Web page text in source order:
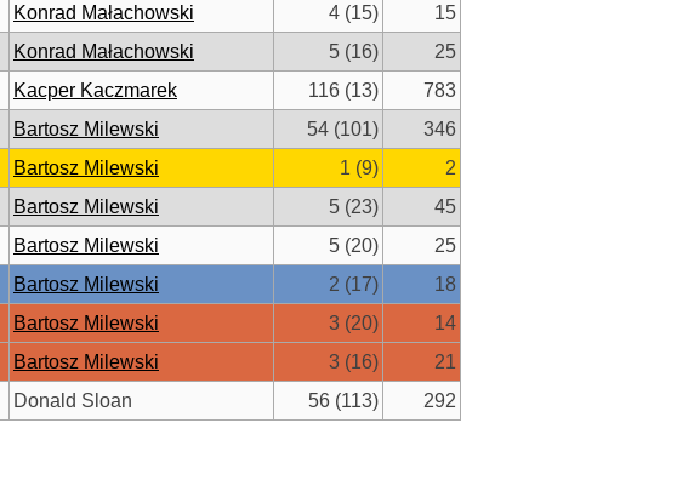
Konrad Małachowski 4 (15)
15
Konrad Małachowski 5 (16)
25
Kacper Kaczmarek 116 (13)
783
Bartosz Milewski 54 (101)
346
Bartosz Milewski 1 (9)
2
Bartosz Milewski 5 (23)
45
Bartosz Milewski 5 (20)
25
Bartosz Milewski 2 (17)
18
Bartosz Milewski 3 (20)
14
Bartosz Milewski 3 (16)
21
Donald Sloan 56 (113) 292